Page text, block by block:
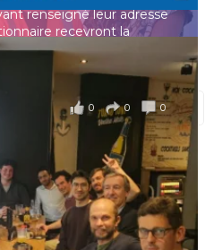
renseigné leur adresse
recevront la
...Voir plus
0 0 0
de moi